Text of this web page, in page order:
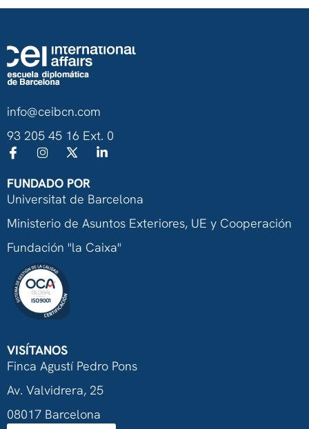
info@ceibcn.com
93 205 45 16 Ext. 0
FUNDADO POR
Universitat de Barcelona
Ministerio de Asuntos Exteriores, UE y Cooperación
Fundación "la Caixa"
VISÍTANOS
Finca Agustí Pedro Pons
Av. Valvidrera, 25
08017 Barcelona